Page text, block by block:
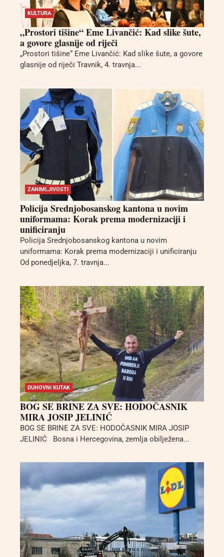
KULTURA
„Prostori tišine“ Eme Livančić: Kad slike šute,
a govore glasnije od riječi
„Prostori tišine“ Eme Livančić: Kad slike šute, a govore
glasnije od riječi Travnik, 4. travnja...
ZANIMLJIVOSTI
Policija Srednjobosanskog kantona u novim
uniformama: Korak prema modernizaciji i
unificiranju
Policija Srednjobosanskog kantona u novim
uniformama: Korak prema modernizaciji i unificiranju
Od ponedjeljka, 7. travnja...
DUHOVNI KUTAK
BOG SE BRINE ZA SVE: HODOČASNIK
MIRA JOSIP JELINIĆ
BOG SE BRINE ZA SVE: HODOČASNIK MIRA JOSIP
JELINIĆ Bosna i Hercegovina, zemlja obilježena...